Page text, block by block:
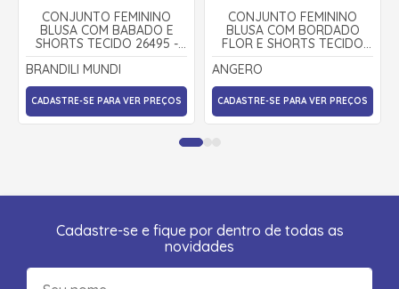
CONJUNTO FEMININO
BLUSA COM BABADO E
SHORTS TECIDO 26495 -
BRANDILI MUNDI
BRANDILI MUNDI
CADASTRE-SE PARA VER PREÇOS
CONJUNTO FEMININO
BLUSA COM BORDADO
FLOR E SHORTS TECIDO
COM CINTO 27812 -
ANGERO
CADASTRE-SE PARA VER PREÇOS
Cadastre-se e fique por dentro de todas as
novidades